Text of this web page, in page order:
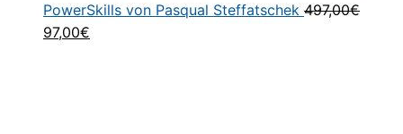
PowerSkills von Pasqual Steffatschek 497,00€
Ursprünglicher
97,00€